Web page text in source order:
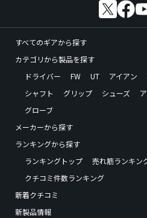
すべてのギアから探す
カテゴリから製品を探す
ドライバー
FW UT アイアン
シャフト
グリップ シューズ
グローブ
メーカーから探す
ランキングから探す
ランキングトップ
売れ筋ランキン
クチコミ件数ランキング
新着クチコミ
新製品情報